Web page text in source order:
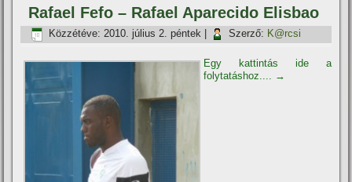
Rafael Fefo – Rafael Aparecido Elisbao
Közzétéve: 2010. július 2. péntek Szerző: K@rcsi
Egy kattintás ide a
folytatáshoz.... →